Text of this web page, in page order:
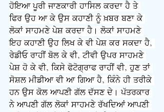
ਹੋਇਆ ਪੂਰੀ ਜਾਣਕਾਰੀ ਹਾਸਿਲ ਕਰਦਾ ਹੈ ਤੇ
ਫਿਰ ਉਹ ਆ ਕੇ ਉਸ ਕਹਾਣੀ ਨੂੰ ਖ਼ਬਰ ਬਣਾ ਕੇ
ਲੋਕਾਂ ਸਾਹਮਣੇ ਪੇਸ਼ ਕਰਦਾ ਹੈ। ਲੋਕਾਂ ਸਾਹਮਣੇ
ਇਹ ਕਹਾਣੀ ਉਹ ਲਿਖ ਕੇ ਵੀ ਪੇਸ਼ ਕਰ ਸਕਦਾ ਹੈ,
ਰੇਡੀਓ ਰਾਹੀਂ ਬੋਲ ਕੇ ਵੀ, ਟੀਵੀ ਉਪਰ ਸਾਹਮਣੇ
ਪੇਸ਼ ਹੋ ਕੇ ਵੀ, ਕਿਸੇ ਫੋਟੋਗ੍ਰਾਫ ਰਾਹੀਂ ਵੀ, ਹੁਣ ਤਾਂ
ਸੋਸ਼ਲ ਮੀਡੀਆ ਵੀ ਆ ਗਿਆ ਹੈ, ਕਿੰਨੇ ਹੀ ਤਰੀਕੇ
ਹਨ ਉਸ ਕੋਲ ਆਪਣੀ ਗੱਲ ਦੱਸਣ ਦੇ। ਪੱਤਰਕਾਰ
ਨੇ ਆਪਣੀ ਗੱਲ ਲੋਕਾਂ ਸਾਹਮਣੇ ਰੱਖਦਿਆਂ ਆਪਣੀ